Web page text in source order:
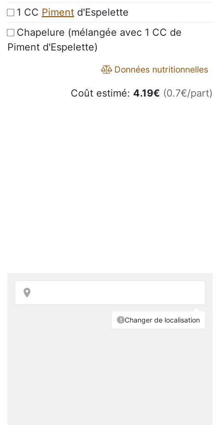
1 CC Piment d'Espelette
Chapelure (mélangée avec 1 CC de
Piment d'Espelette)
Données nutritionnelles
Coût estimé: 4.19€ (0.7€/part)